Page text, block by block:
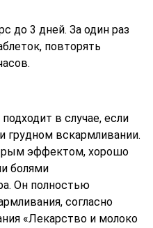
до 3 дней. За один раз
повторять
в случае, если
грудном вскармливании.
эффектом, хорошо
болями
Он полностью
согласно
«Лекарство и молоко